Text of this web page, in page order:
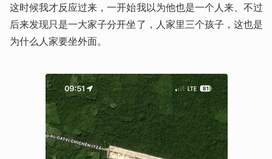
这时候我才反应过来，一开始我以为他也是一个人来、不过
后来发现只是一大家子分开坐了，人家里三个孩子，这也是
为什么人家要坐外面。